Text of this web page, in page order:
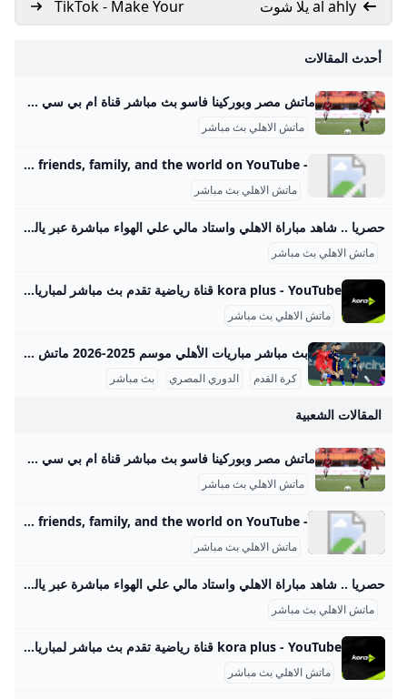
al ahly يلا شوت
TikTok - Make Your
Day
أحدث المقالات
ماتش مصر وبوركينا فاسو بث مباشر قناة ام بي سي مصر 2 من الممكن مشاهدة مباراة بوركينا فاسو ضد مصر بث مباشر اليوم عبر قنوات SSC السعودية وقنوات أون سبورت المصرية وقناة MBC MASR 2، وأيضًا عن طريق البث المباشر ماتش مصر وبوركينا فاسو بث مباشر قناة ام بي سي مصر 2 Published 16 ساعة agoon 2025-09-09By تركيا اليوموتقام المباراة على ملعب 4 أغسطس بالعاصمة واجادوجو، حيث يسعى الفراعنة إلى تحقيق الفوز وخطف بطاقة التأهل المباشر إلى النهائيات قبل جولتين من نهاية التصفيات، إذ سيرفع الانتصار رصيد المنتخب إلى 22 نقطة تضمن له العبور دون انتظار بقية النتائج.
ماتش الاهلي بث مباشر
- YouTube Enjoy the videos and music you love, upload original content, and share it all with friends, family, and the world on YouTube.
ماتش الاهلي بث مباشر
حصريا .. شاهد مباراة الاهلي واستاد مالي علي الهواء مباشرة عبر ياللاكورة يلاكورة اعضاء وزوار Yallakora.com الكرام، يسعد الموقع ان يبلغكم بأنه حصل بشكل حصري علي حقوق بث ونقل لقائي الاهلي والزمالك في دوري ابطال افريقيا علي الهواء مباشرة. مباريات الغد 06:11 م 14/05/2012 حصريا .. شاهد مباراة الاهلي واستاد مالي علي الهواء مباشرة عبر ياللاكورة تابعنا على كتب - فريق عمل ياللاكورة:اعضاء وزوار Yallakora.com الكرام، يسعد الموقع ان يبلغكم بأنه حصل بشكل حصري علي حقوق بث ونقل لقاء الأهلي واستاد مالي في دوري ابطال افريقيا علي الهواء مباشرة.
ماتش الاهلي بث مباشر
kora plus - YouTube قناة رياضية تقدم بث مباشر لمباريات الدوري وكأس مصر.. ومتابعة الأخبار الحصرية.. وبرامج متنوعة
ماتش الاهلي بث مباشر
بث مباشر مباريات الأهلي موسم 2025-2026 ماتش الأهلي بث مباشر هو حدث رياضي أساسي لعشاق كرة القدم في مصر والوطن العربي، حيث يحظى الفريق الجماهيري الكبير بتغطية إعلامية واهتمام واسع، خصوصًا في موسم 2025-2026 من الدوري المصري الممتاز. تتسم مباريات الأهلي هذا الموسم بالتنافسية والجدية بعد بداية متذبذبة كما يظهر من وضعيته الحالية في جدول الترتيب، حيث يسعى الفريق لاستعادة مستواه المتميز. مواعيد مباريات الأهلي تفصيليًا وفقًا لجدول مباريات الأهلي المعتمد من رابطة الأندية المصرية المحترفة، كان آخر لقاء جماهيري للأهلي في الدوري يوم 14 سبتمبر 2025 ضد إنبي على ملعب المقاولون العرب، في مباراة أقيمت ضمن الجولة السادسة.
كرة القدم الدوري المصري بث مباشر
المقالات الشعبية
ماتش مصر وبوركينا فاسو بث مباشر قناة ام بي سي مصر 2 من الممكن مشاهدة مباراة بوركينا فاسو ضد مصر بث مباشر اليوم عبر قنوات SSC السعودية وقنوات أون سبورت المصرية وقناة MBC MASR 2، وأيضًا عن طريق البث المباشر ماتش مصر وبوركينا فاسو بث مباشر قناة ام بي سي مصر 2 Published 16 ساعة agoon 2025-09-09By تركيا اليوموتقام المباراة على ملعب 4 أغسطس بالعاصمة واجادوجو، حيث يسعى الفراعنة إلى تحقيق الفوز وخطف بطاقة التأهل المباشر إلى النهائيات قبل جولتين من نهاية التصفيات، إذ سيرفع الانتصار رصيد المنتخب إلى 22 نقطة تضمن له العبور دون انتظار بقية النتائج.
ماتش الاهلي بث مباشر
- YouTube Enjoy the videos and music you love, upload original content, and share it all with friends, family, and the world on YouTube.
ماتش الاهلي بث مباشر
حصريا .. شاهد مباراة الاهلي واستاد مالي علي الهواء مباشرة عبر ياللاكورة يلاكورة اعضاء وزوار Yallakora.com الكرام، يسعد الموقع ان يبلغكم بأنه حصل بشكل حصري علي حقوق بث ونقل لقائي الاهلي والزمالك في دوري ابطال افريقيا علي الهواء مباشرة. مباريات الغد 06:11 م 14/05/2012 حصريا .. شاهد مباراة الاهلي واستاد مالي علي الهواء مباشرة عبر ياللاكورة تابعنا على كتب - فريق عمل ياللاكورة:اعضاء وزوار Yallakora.com الكرام، يسعد الموقع ان يبلغكم بأنه حصل بشكل حصري علي حقوق بث ونقل لقاء الأهلي واستاد مالي في دوري ابطال افريقيا علي الهواء مباشرة.
ماتش الاهلي بث مباشر
kora plus - YouTube قناة رياضية تقدم بث مباشر لمباريات الدوري وكأس مصر.. ومتابعة الأخبار الحصرية.. وبرامج متنوعة
ماتش الاهلي بث مباشر